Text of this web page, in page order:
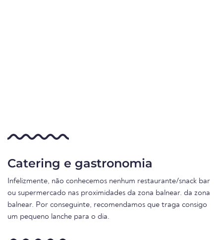
Catering e gastronomia
Infelizmente, não conhecemos nenhum restaurante/snack bar
ou supermercado nas proximidades da zona balnear. da zona
balnear. Por conseguinte, recomendamos que traga consigo
um pequeno lanche para o dia.